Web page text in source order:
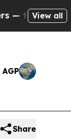
to Cash
View all
Share